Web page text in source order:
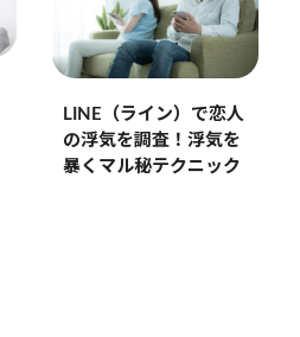
LINE（ライン）で恋人
の浮気を調査！浮気を
暴くマル秘テクニック